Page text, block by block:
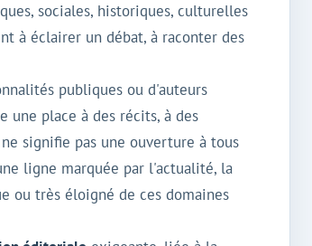
sociales, historiques, culturelles
à éclairer un débat, à raconter des
publiques ou d'auteurs
une place à des récits, à des
signifie pas une ouverture à tous
ligne marquée par l'actualité, la
ou très éloigné de ces domaines